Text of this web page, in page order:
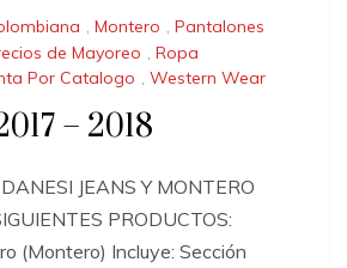
, Montero , Pantalones
de Mayoreo , Ropa
Por Catalogo , Western Wear
– 2018
JEANS Y MONTERO
PRODUCTOS:
(Montero) Incluye: Sección